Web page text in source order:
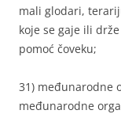
mali glodari,
koje se gaje ili
pomoć čoveku;
31) međunarodne
međunarodne